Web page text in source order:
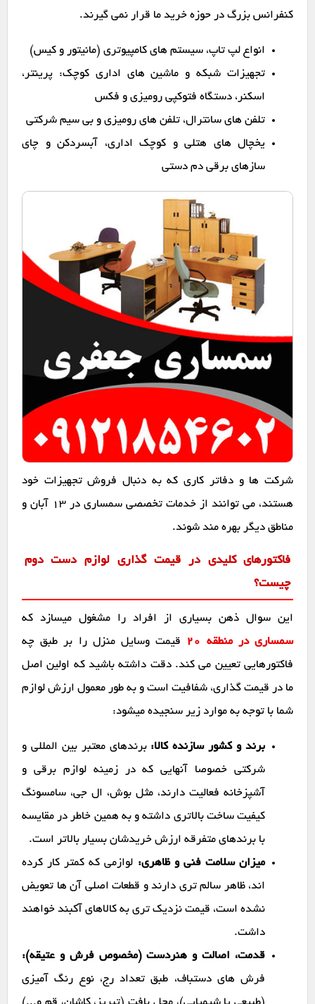
کنفرانس بزرگ در حوزه خرید ما قرار نمی گیرند.
انواع لپ تاپ، سیستم های کامپیوتری (مانیتور و کیس)
تجهیزات شبکه و ماشین های اداری کوچک: پرینتر،
اسکنر، دستگاه فتوکپی رومیزی و فکس
تلفن های سانترال، تلفن های رومیزی و بی سیم شرکتی
یخچال های هتلی و کوچک اداری، آبسردکن و چای
سازهای برقی دم دستی
شرکت ها و دفاتر کاری که به دنبال فروش تجهیزات خود
هستند، می توانند از خدمات تخصصی سمساری در ۱۳ آبان و
مناطق دیگر بهره مند شوند.
فاکتورهای کلیدی در قیمت گذاری لوازم دست دوم
چیست؟
این سوال ذهن بسیاری از افراد را مشغول میسازد که
سمساری در منطقه 20
قیمت وسایل منزل را بر طبق چه
فاکتورهایی تعیین می کند. دقت داشته باشید که اولین اصل
ما در قیمت گذاری، شفافیت است و به طور معمول ارزش لوازم
شما با توجه به موارد زیر سنجیده میشود:
برند و کشور سازنده کالا: برندهای معتبر بین المللی و
شرکتی خصوصا آنهایی که در زمینه لوازم برقی و
آشپزخانه فعالیت دارند، مثل بوش، ال جی، سامسونگ
کیفیت ساخت بالاتری داشته و به همین خاطر در مقایسه
با برندهای متفرقه ارزش خریدشان بسیار بالاتر است.
میزان سلامت فنی و ظاهری: لوازمی که کمتر کار کرده
اند، ظاهر سالم تری دارند و قطعات اصلی آن ها تعویض
نشده است، قیمت نزدیک تری به کالاهای آکبند خواهند
داشت.
قدمت، اصالت و هنردست (مخصوص فرش و عتیقه):
فرش های دستباف، طبق تعداد رج، نوع رنگ آمیزی